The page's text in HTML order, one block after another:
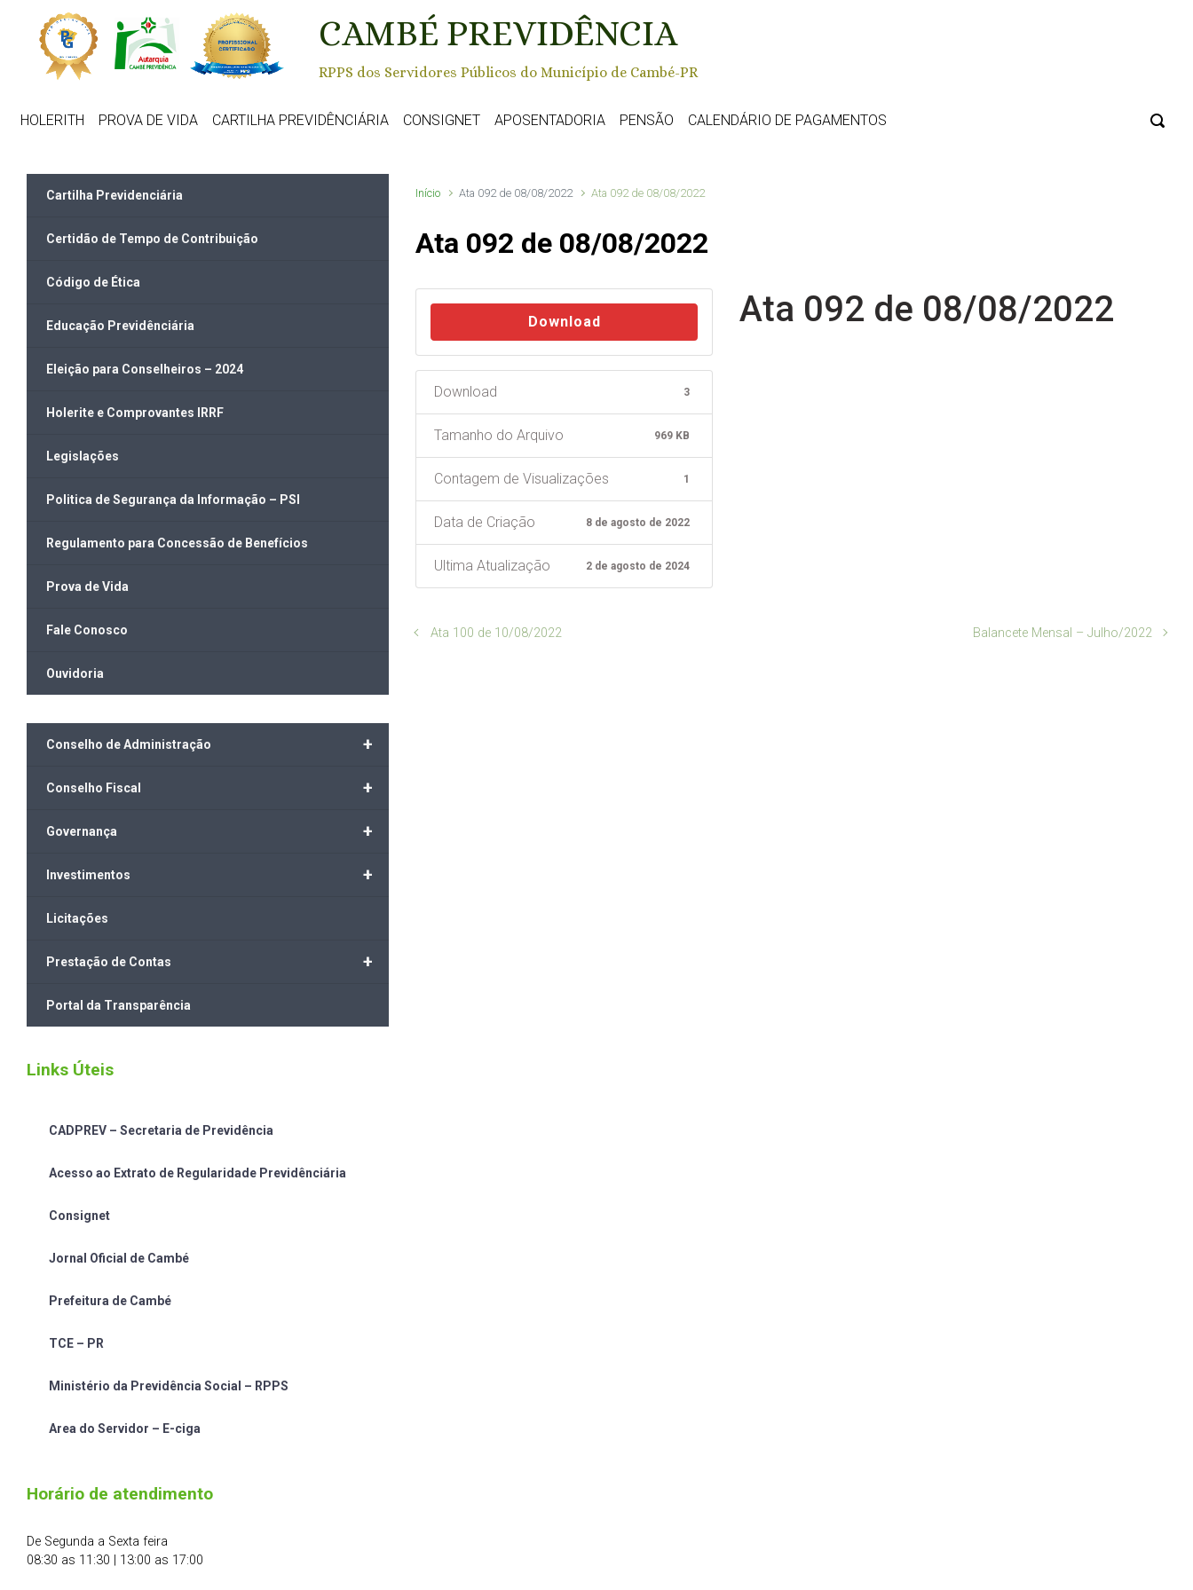
Skip to main content
CAMBÉ PREVIDÊNCIA
RPPS dos Servidores Públicos do Município de Cambé-PR
HOLERITH PROVA DE VIDA CARTILHA PREVIDÊNCIÁRIA CONSIGNET APOSENTADORIA PENSÃO CALENDÁRIO DE PAGAMENTOS
Início Ata 092 de 08/08/2022 Ata 092 de 08/08/2022
Ata 092 de 08/08/2022
Download
Download 3
Tamanho do Arquivo 969 KB
Contagem de Visualizações 1
Data de Criação 8 de agosto de 2022
Ultima Atualização 2 de agosto de 2024
Ata 092 de 08/08/2022
Ata 100 de 10/08/2022 Balancete Mensal – Julho/2022
Cartilha Previdenciária
Certidão de Tempo de Contribuição
Código de Ética
Educação Previdênciária
Eleição para Conselheiros – 2024
Holerite e Comprovantes IRRF
Legislações
Politica de Segurança da Informação – PSI
Regulamento para Concessão de Benefícios
Prova de Vida
Fale Conosco
Ouvidoria
+
Conselho de Administração
+
Conselho Fiscal
+
Governança
+
Investimentos
Licitações
+
Prestação de Contas
Portal da Transparência
Links Úteis
CADPREV – Secretaria de Previdência
Acesso ao Extrato de Regularidade Previdênciária
Consignet
Jornal Oficial de Cambé
Prefeitura de Cambé
TCE – PR
Ministério da Previdência Social – RPPS
Area do Servidor – E-ciga
Horário de atendimento
De Segunda a Sexta feira
08:30 as 11:30 | 13:00 as 17:00